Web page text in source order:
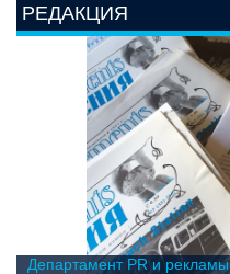
РЕДАКЦИЯ
Департамент PR и рекламы